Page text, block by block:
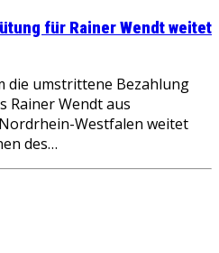
für Rainer Wendt weitet
die umstrittene Bezahlung
Rainer Wendt aus
Westfalen weitet
des…